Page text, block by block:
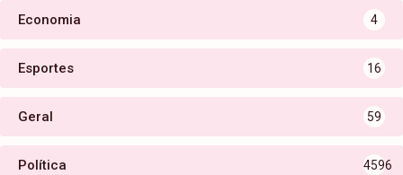
Economia 4
Esportes 16
Geral 59
Política 4596